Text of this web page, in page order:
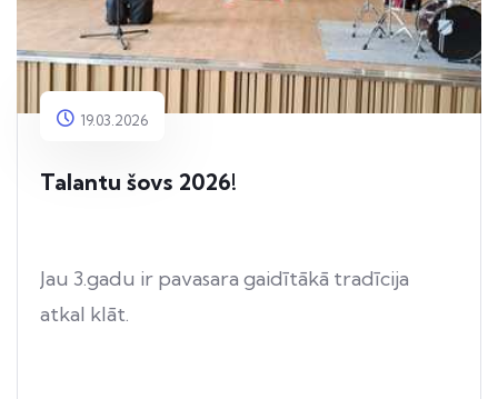
19.03.2026
Talantu šovs 2026!
Jau 3.gadu ir pavasara gaidītākā tradīcija
atkal klāt.